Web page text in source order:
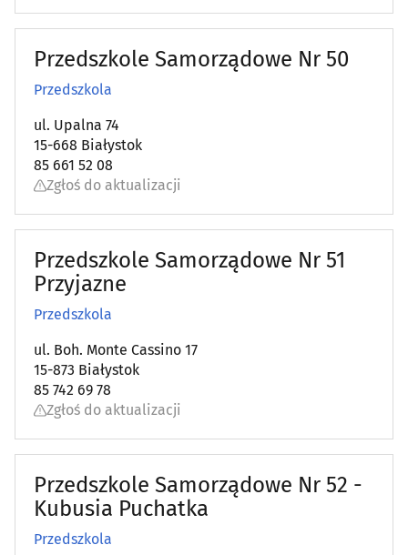
Przedszkole Samorządowe Nr 50
Przedszkola
ul. Upalna 74
15-668 Białystok
85 661 52 08
Zgłoś do aktualizacji
Przedszkole Samorządowe Nr 51
Przyjazne
Przedszkola
ul. Boh. Monte Cassino 17
15-873 Białystok
85 742 69 78
Zgłoś do aktualizacji
Przedszkole Samorządowe Nr 52 -
Kubusia Puchatka
Przedszkola